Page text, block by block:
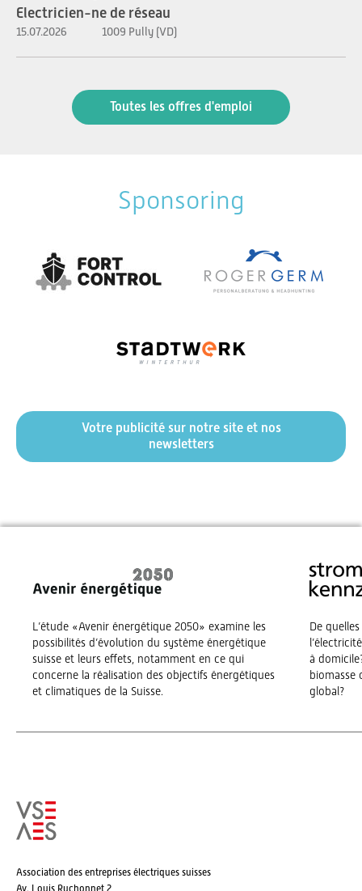
Electricien-ne de réseau
15.07.2026 1009 Pully (VD)
Toutes les offres d'emploi
Sponsoring
Votre publicité sur notre site et nos
newsletters
L’étude «Avenir énergétique 2050» examine les
possibilités d’évolution du système énergétique
suisse et leurs effets, notamment en ce qui
concerne la réalisation des objectifs énergétiques
et climatiques de la Suisse.
De
à
biomasse
global?
Association des entreprises électriques suisses